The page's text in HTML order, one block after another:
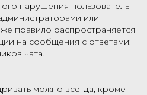
нарушения пользователь
или
правило распространяется
на сообщения с ответами:
чата.
можно всегда, кроме